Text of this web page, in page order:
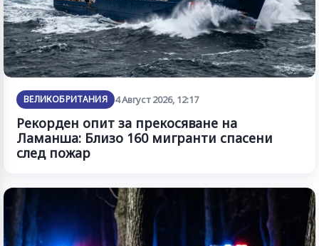
ВЕЛИКОБРИТАНИЯ 4 Август 2026, 12:17
Рекорден опит за прекосяване на
Ламанша: Близо 160 мигранти спасени
след пожар